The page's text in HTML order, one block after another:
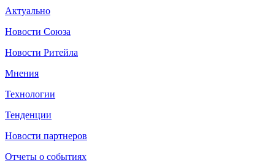
Актуально
Новости Союза
Новости Ритейла
Мнения
Технологии
Тенденции
Новости партнеров
Отчеты о событиях